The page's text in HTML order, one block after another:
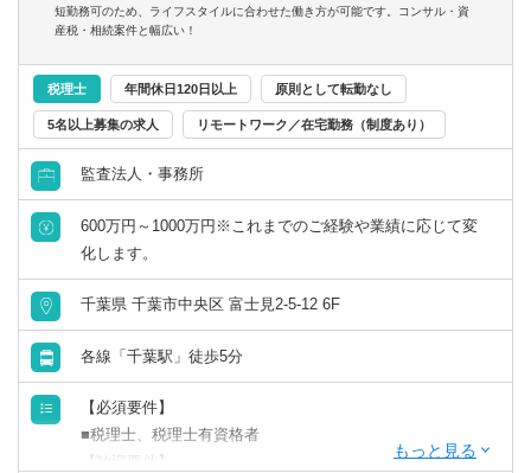
短勤務可のため、ライフスタイルに合わせた働き方が可能です。コンサル・資
産税・相続案件と幅広い！
税理士 年間休日120日以上 原則として転勤なし
5名以上募集の求人 リモートワーク／在宅勤務（制度あり）
監査法人・事務所
600万円～1000万円※これまでのご経験や業績に応じて変
化します。
千葉県 千葉市中央区 富士見2-5-12 6F
各線「千葉駅」徒歩5分
【必須要件】
■税理士、税理士有資格者
【歓迎要件】
企業名のみで検索
休日・働き方
リモートワーク／在宅勤務（制度あり）
年間休日120日以上
原則として転勤なし
フレックス出勤／時差出勤（制度あり）
募集・採用情報